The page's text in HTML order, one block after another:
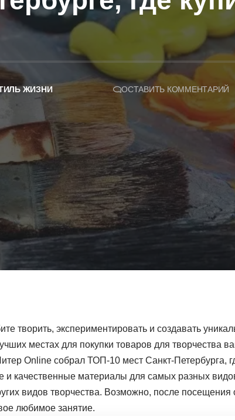
ЖИЗНИ ОСТАВИТЬ КОММЕНТАРИЙ
творить, экспериментировать и создавать
местах для покупки товаров для творчества
Online собрал ТОП-10 мест Санкт-Петербурга,
и качественные материалы для самых разных
видов творчества. Возможно, после посещения
любимое занятие.